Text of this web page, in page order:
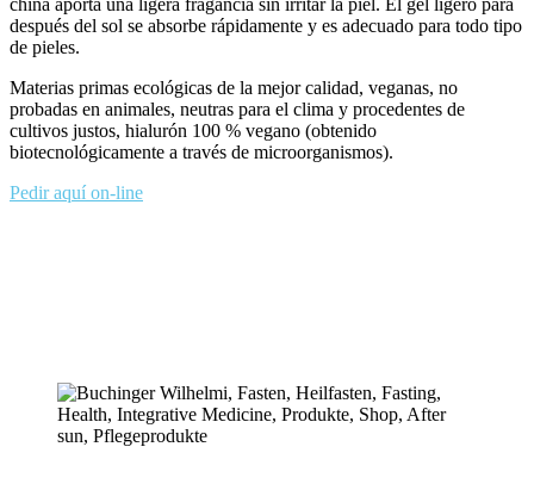
china aporta una ligera fragancia sin irritar la piel. El gel ligero para
después del sol se absorbe rápidamente y es adecuado para todo tipo
de pieles.
Materias primas ecológicas de la mejor calidad, veganas, no
probadas en animales, neutras para el clima y procedentes de
cultivos justos, hialurón 100 % vegano (obtenido
biotecnológicamente a través de microorganismos).
Pedir aquí on-line